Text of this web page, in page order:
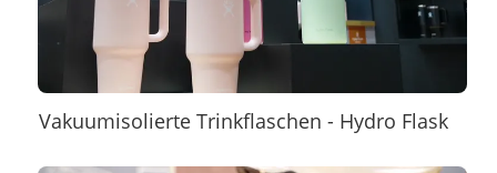
Vakuumisolierte Trinkflaschen - Hydro Flask